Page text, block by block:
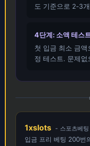
도 기준으로 2-3
4단계: 소액 테스
첫 입금 최소 금
정 테스트. 문제
1xslots - 스포츠베팅
입금 프리 베팅 200번